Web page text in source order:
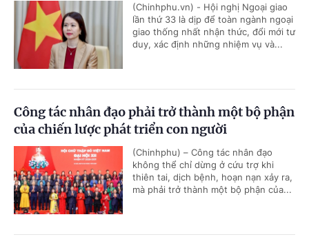
(Chinhphu.vn) - Hội nghị Ngoại giao
lần thứ 33 là dịp để toàn ngành ngoại
giao thống nhất nhận thức, đổi mới tư
duy, xác định những nhiệm vụ và...
Công tác nhân đạo phải trở thành một bộ phận
của chiến lược phát triển con người
(Chinhphu) – Công tác nhân đạo
không thể chỉ dừng ở cứu trợ khi
thiên tai, dịch bệnh, hoạn nạn xảy ra,
mà phải trở thành một bộ phận của...